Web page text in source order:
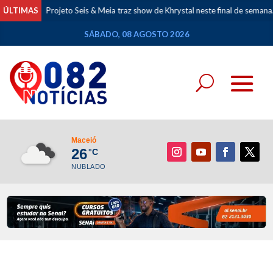
ÚLTIMAS Projeto Seis & Meia traz show de Khrystal neste final de semana.
SÁBADO, 08 AGOSTO 2026
Maceió
26°C
NUBLADO